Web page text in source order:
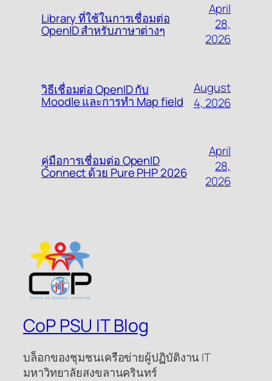
Library ที่ใช้ในการเชื่อมต่อ
OpenID สำหรับภาษาต่างๆ
April
28,
2026
วิธีเชื่อมต่อ OpenID กับ
Moodle และการทำ Map field
August
4, 2026
คู่มือการเชื่อมต่อ OpenID
Connect ด้วย Pure PHP 2026
April
28,
2026
CoP PSU IT Blog
บล็อกของชุมชนเครือข่ายผู้ปฏิบัติงาน IT
มหาวิทยาลัยสงขลานครินทร์